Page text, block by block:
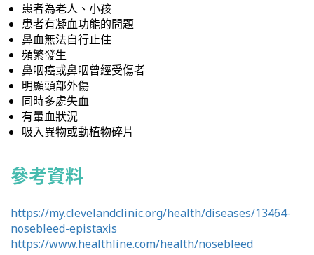
患者為老人、小孩
患者有凝血功能的問題
鼻血無法自行止住
頻繁發生
鼻咽癌或鼻咽曾經受傷者
明顯頭部外傷
同時多處失血
有暈血狀況
吸入異物或動植物碎片
參考資料
https://my.clevelandclinic.org/health/diseases/13464-
nosebleed-epistaxis
https://www.healthline.com/health/nosebleed